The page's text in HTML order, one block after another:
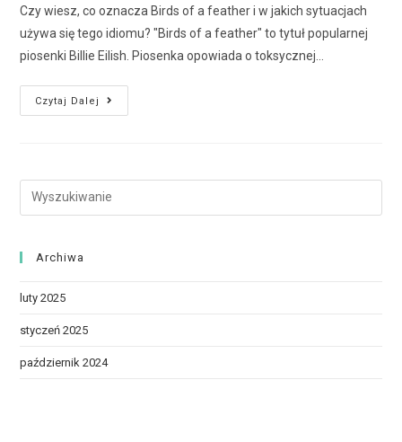
Czy wiesz, co oznacza Birds of a feather i w jakich sytuacjach
używa się tego idiomu? "Birds of a feather" to tytuł popularnej
piosenki Billie Eilish. Piosenka opowiada o toksycznej…
Czytaj Dalej
Archiwa
luty 2025
styczeń 2025
październik 2024